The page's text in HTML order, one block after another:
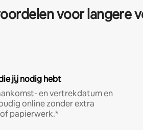
voor langere
jij nodig hebt
en vertrekdatum en
online zonder extra
papierwerk.*